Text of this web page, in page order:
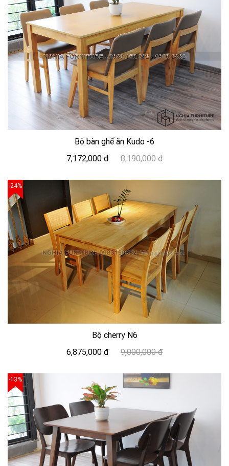
Bộ bàn ghế ăn Kudo -6
7,172,000 đ
8,190,000 đ
-24%
Bộ cherry N6
6,875,000 đ
9,000,000 đ
-13%